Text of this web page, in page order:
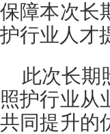
保障本次长
护行业人才
此次长期
照护行业从
共同提升的